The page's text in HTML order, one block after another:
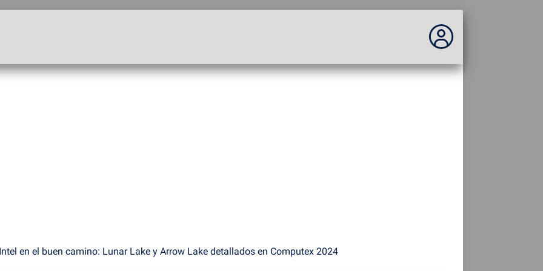
No estás conectado...
Intel en el buen camino: Lunar Lake y Arrow Lake detallados en Computex 2024